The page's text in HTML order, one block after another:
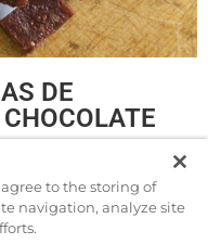
DE
to the storing of
navigation, analyze site